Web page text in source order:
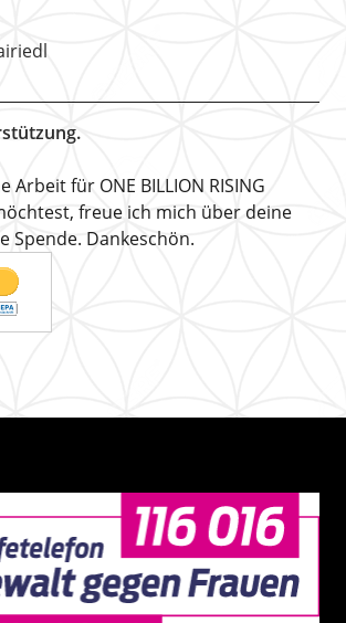
Arbeit für ONE BILLION RISING
freue ich mich über deine
Spende. Dankeschön.